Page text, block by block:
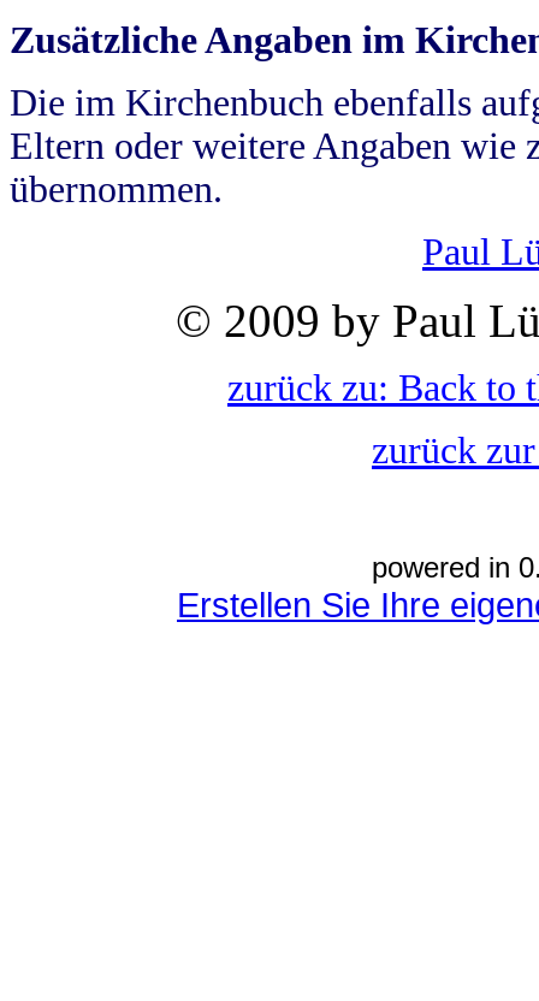
Zusätzliche Angaben im
Die im Kirchenbuch ebenfalls
Eltern oder weitere Angaben wie
übernommen.
Paul
© 2009 by Paul
zurück zu: Back to
zurück
powered in
Erstellen Sie Ihre